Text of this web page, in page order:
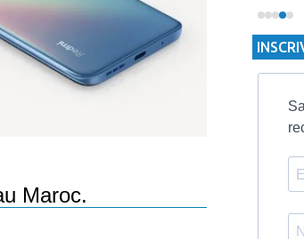
Maroc.
recharge. La durée de validité du volume
est de 7 jours alors que celle du solde